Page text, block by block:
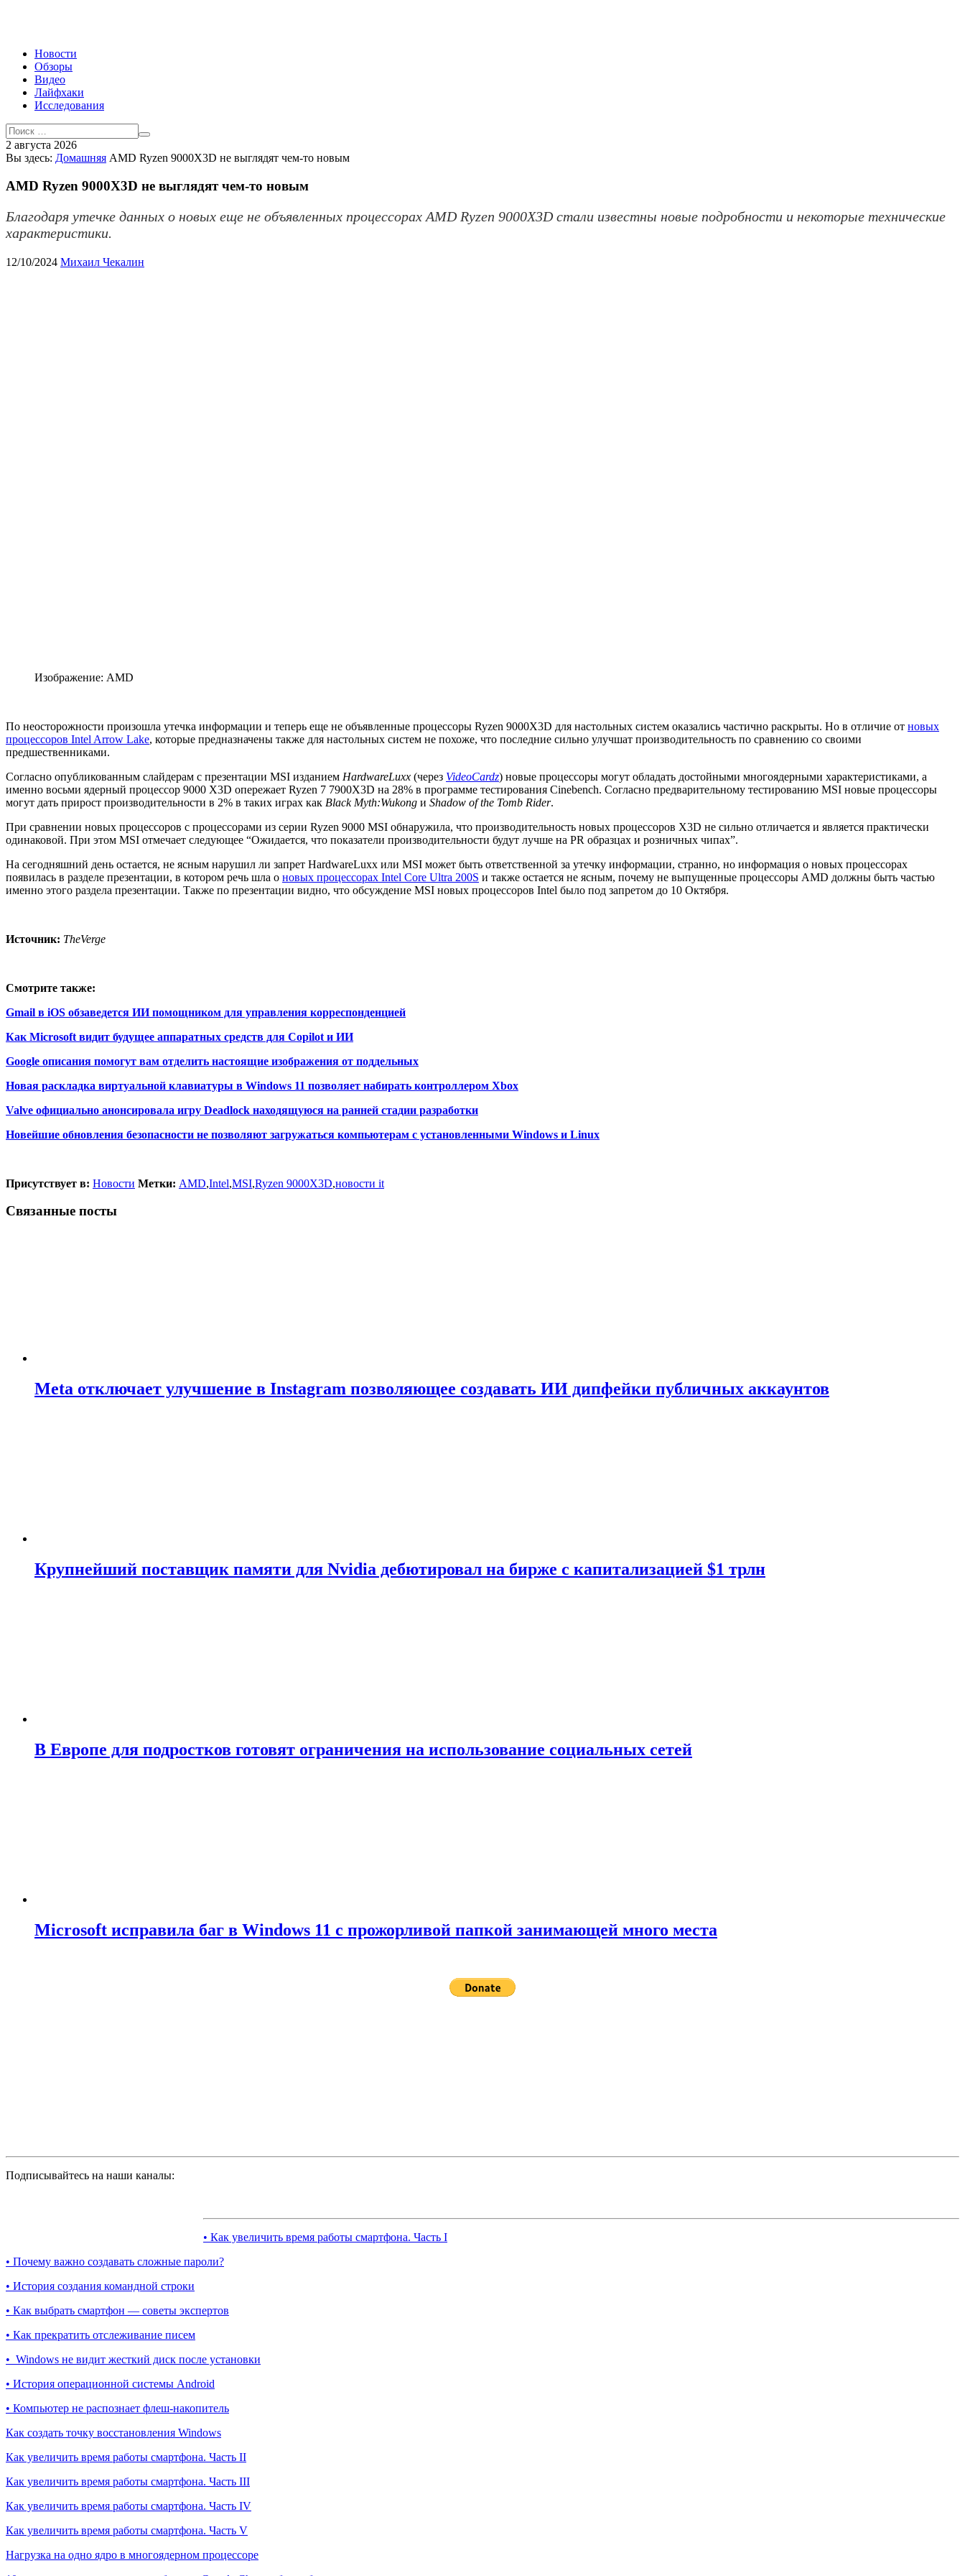
Новости
Обзоры
Видео
Лайфхаки
Исследования
2 августа 2026
Вы здесь: Домашняя AMD Ryzen 9000X3D не выглядят чем-то новым
AMD Ryzen 9000X3D не выглядят чем-то новым
Благодаря утечке данных о новых еще не объявленных процессорах AMD Ryzen 9000X3D стали известны новые подробности и некоторые технические
характеристики.
12/10/2024 Михаил Чекалин
Изображение: AMD
По неосторожности произошла утечка информации и теперь еще не объявленные процессоры Ryzen 9000X3D для настольных систем оказались частично раскрыты. Но в отличие от новых
процессоров Intel Arrow Lake, которые предназначены также для настольных систем не похоже, что последние сильно улучшат производительность по сравнению со своими
предшественниками.
Согласно опубликованным слайдерам с презентации MSI изданием HardwareLuxx (через VideoCardz) новые процессоры могут обладать достойными многоядерными характеристиками, а
именно восьми ядерный процессор 9000 X3D опережает Ryzen 7 7900X3D на 28% в программе тестирования Cinebench. Согласно предварительному тестированию MSI новые процессоры
могут дать прирост производительности в 2% в таких играх как Black Myth:Wukong и Shadow of the Tomb Rider.
При сравнении новых процессоров с процессорами из серии Ryzen 9000 MSI обнаружила, что производительность новых процессоров X3D не сильно отличается и является практически
одинаковой. При этом MSI отмечает следующее “Ожидается, что показатели производительности будут лучше на PR образцах и розничных чипах”.
На сегодняшний день остается, не ясным нарушил ли запрет HardwareLuxx или MSI может быть ответственной за утечку информации, странно, но информация о новых процессорах
появилась в разделе презентации, в котором речь шла о новых процессорах Intel Core Ultra 200S и также остается не ясным, почему не выпущенные процессоры AMD должны быть частью
именно этого раздела презентации. Также по презентации видно, что обсуждение MSI новых процессоров Intel было под запретом до 10 Октября.
Источник: TheVerge
Смотрите также:
Gmail в iOS обзаведется ИИ помощником для управления корреспонденцией
Как Microsoft видит будущее аппаратных средств для Copilot и ИИ
Google описания помогут вам отделить настоящие изображения от поддельных
Новая раскладка виртуальной клавиатуры в Windows 11 позволяет набирать контроллером Xbox
Valve официально анонсировала игру Deadlock находящуюся на ранней стадии разработки
Новейшие обновления безопасности не позволяют загружаться компьютерам с установленными Windows и Linux
Присутствует в: Новости Метки: AMD,Intel,MSI,Ryzen 9000X3D,новости it
Связанные посты
Meta отключает улучшение в Instagram позволяющее создавать ИИ дипфейки публичных аккаунтов
Крупнейший поставщик памяти для Nvidia дебютировал на бирже с капитализацией $1 трлн
В Европе для подростков готовят ограничения на использование социальных сетей
Microsoft исправила баг в Windows 11 с прожорливой папкой занимающей много места
Подписывайтесь на наши каналы:
• Как увеличить время работы смартфона. Часть I
• Почему важно создавать сложные пароли?
• История создания командной строки
• Как выбрать смартфон — советы экспертов
• Как прекратить отслеживание писем
• Windows не видит жесткий диск после установки
• История операционной системы Android
• Компьютер не распознает флеш-накопитель
Как создать точку восстановления Windows
Как увеличить время работы смартфона. Часть II
Как увеличить время работы смартфона. Часть III
Как увеличить время работы смартфона. Часть IV
Как увеличить время работы смартфона. Часть V
Нагрузка на одно ядро в многоядерном процессоре